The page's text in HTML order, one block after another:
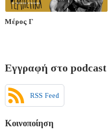
Μέρος Γ
Εγγραφή στο podcast
RSS Feed
Κοινοποίηση